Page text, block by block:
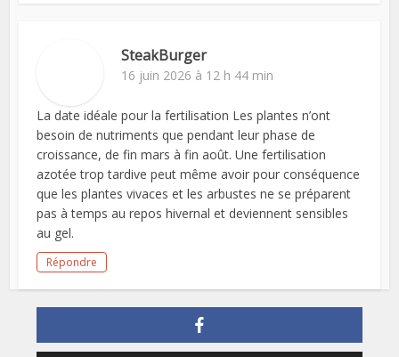
SteakBurger
16 juin 2026 à 12 h 44 min
La date idéale pour la fertilisation Les plantes n’ont
besoin de nutriments que pendant leur phase de
croissance, de fin mars à fin août. Une fertilisation
azotée trop tardive peut même avoir pour conséquence
que les plantes vivaces et les arbustes ne se préparent
pas à temps au repos hivernal et deviennent sensibles
au gel.
Répondre